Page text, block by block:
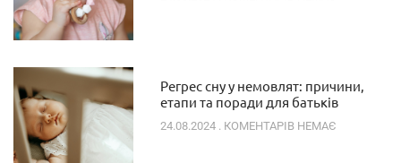
Регрес сну у немовлят: причини,
етапи та поради для батьків
24.08.2024 КОМЕНТАРІВ НЕМАЄ